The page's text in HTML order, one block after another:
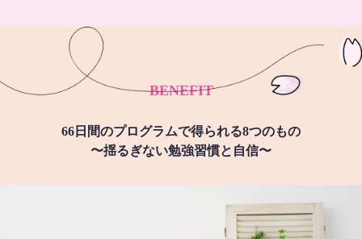
BENEFIT
66日間のプログラムで得られる8つのもの
〜揺るぎない勉強習慣と自信〜